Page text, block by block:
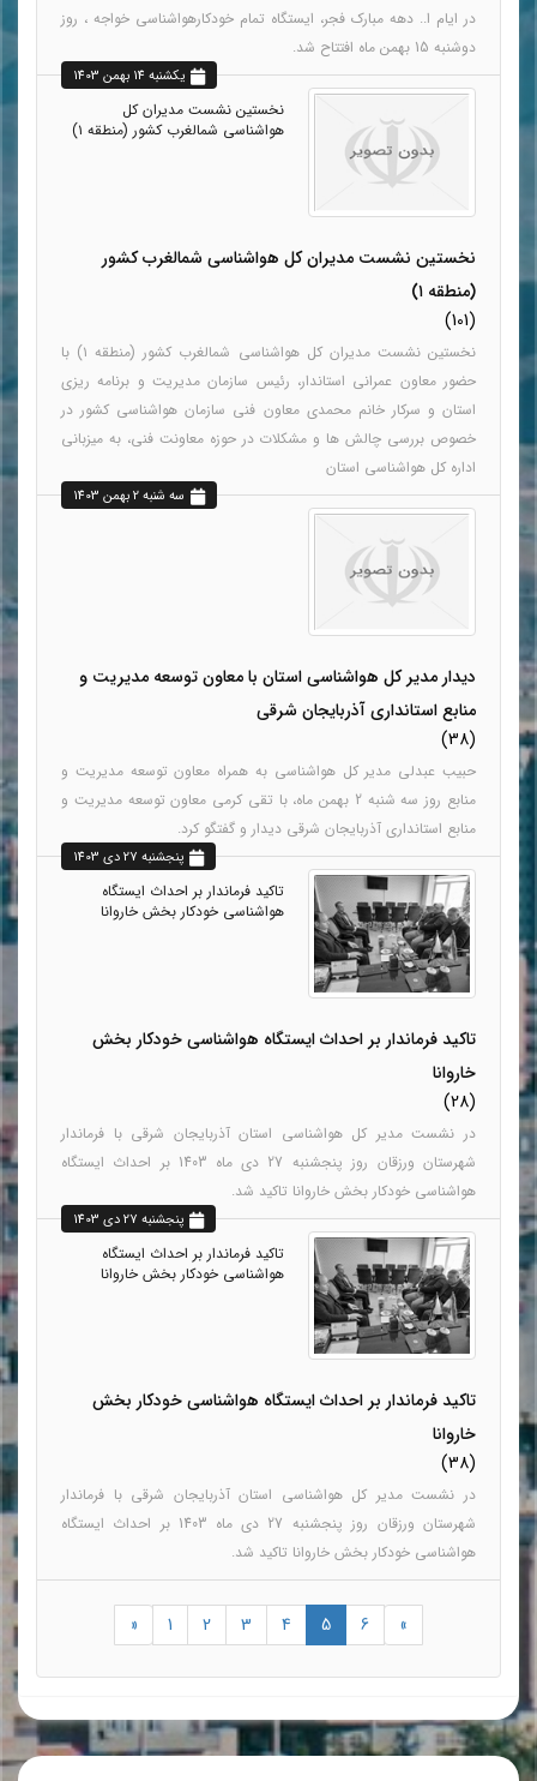
در ایام ا.. دهه مبارک فجر، ایستگاه تمام خودکارهواشناسی خواجه ، روز
دوشنبه 15 بهمن ماه افتتاح شد.
نخستین نشست مدیران کل
هواشناسی شمالغرب کشور (منطقه ۱)
نخستین نشست مدیران کل هواشناسی شمالغرب کشور
(منطقه ۱)
(101)
نخستین نشست مدیران کل هواشناسی شمالغرب کشور (منطقه ۱) با
حضور معاون عمرانی استاندار، رئیس سازمان مدیریت و برنامه ریزی
استان و سرکار خانم محمدی معاون فنی سازمان هواشناسی کشور در
خصوص بررسی چالش ها و مشکلات در حوزه معاونت فنی، به میزبانی
اداره کل هواشناسی استان
يکشنبه 14 بهمن 1403
دیدار مدیر کل هواشناسی استان با معاون توسعه مدیریت و
منابع استانداری آذربایجان شرقی
(38)
حبیب عبدلی مدیر کل هواشناسی به همراه معاون توسعه مدیریت و
منابع روز سه شنبه 2 بهمن ماه، با تقی کرمی معاون توسعه مدیریت و
منابع استانداری آذربایجان شرقی دیدار و گفتگو کرد.
سه شنبه 2 بهمن 1403
تاکید فرماندار بر احداث ایستگاه
هواشناسی خودکار بخش خاروانا
تاکید فرماندار بر احداث ایستگاه هواشناسی خودکار بخش
خاروانا
(28)
در نشست مدیر کل هواشناسی استان آذربایجان شرقی با فرماندار
شهرستان ورزقان روز پنجشنبه 27 دی ماه 1403 بر احداث ایستگاه
هواشناسی خودکار بخش خاروانا تاکید شد.
پنجشنبه 27 دي 1403
تاکید فرماندار بر احداث ایستگاه
هواشناسی خودکار بخش خاروانا
تاکید فرماندار بر احداث ایستگاه هواشناسی خودکار بخش
خاروانا
(38)
در نشست مدیر کل هواشناسی استان آذربایجان شرقی با فرماندار
شهرستان ورزقان روز پنجشنبه 27 دی ماه 1403 بر احداث ایستگاه
هواشناسی خودکار بخش خاروانا تاکید شد.
پنجشنبه 27 دي 1403
« 1 2 3 4 5 6 »